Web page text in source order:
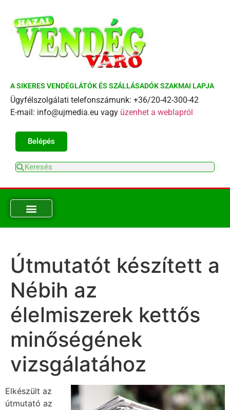
A SIKERES VENDÉGLÁTÓK ÉS SZÁLLÁSADÓK SZAKMAI LAPJA
Ügyfélszolgálati telefonszámunk: +36/20-42-300-42
E-mail: info@ujmedia.eu vagy üzenhet a weblapról
Belépés
Útmutatót készített a
Nébih az
élelmiszerek kettős
minőségének
vizsgálatához
Elkészült az
útmutató az